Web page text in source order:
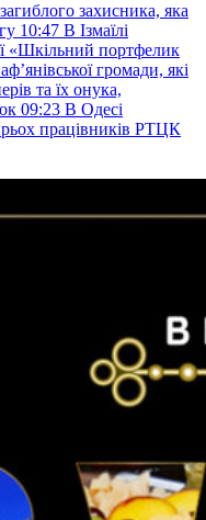
захисника, яка
10:47 В Ізмаїлі
«Шкільний портфелик
громади, які
та їх онука,
09:23 В Одесі
працівників РТЦК